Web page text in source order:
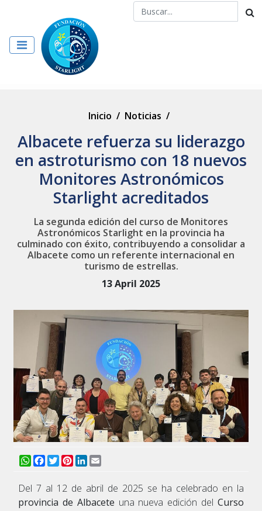
Inicio / Noticias /
Albacete refuerza su liderazgo
en astroturismo con 18 nuevos
Monitores Astronómicos
Starlight acreditados
La segunda edición del curso de Monitores
Astronómicos Starlight en la provincia ha
culminado con éxito, contribuyendo a consolidar a
Albacete como un referente internacional en
turismo de estrellas.
13 April 2025
WhatsApp
Facebook
TwitterPinterest
LinkedIn
Del 7 al 12 de abril de 2025 se ha celebrado en la
provincia de Albacete una nueva edición delCurso